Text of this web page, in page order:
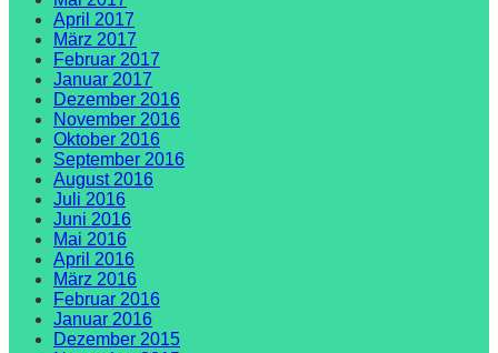
April 2017
März 2017
Februar 2017
Januar 2017
Dezember 2016
November 2016
Oktober 2016
September 2016
August 2016
Juli 2016
Juni 2016
Mai 2016
April 2016
März 2016
Februar 2016
Januar 2016
Dezember 2015